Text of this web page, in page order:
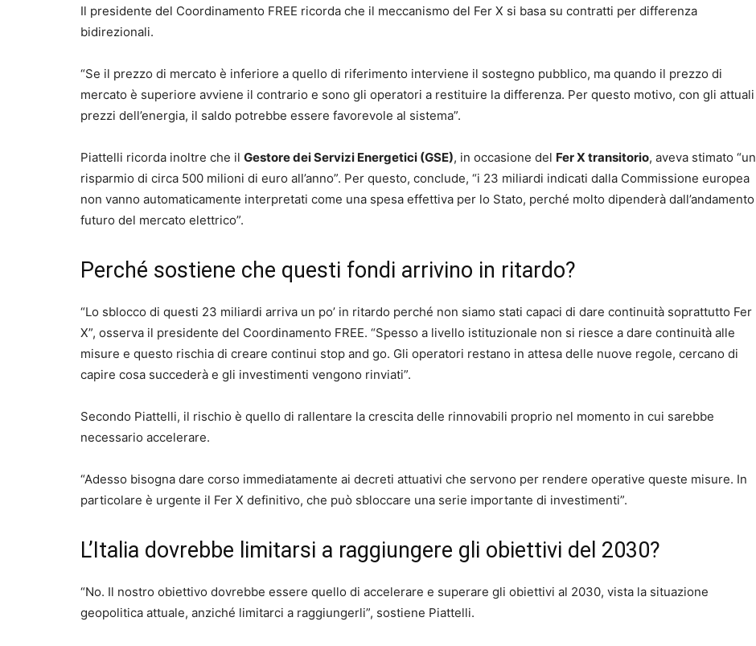
Il presidente del Coordinamento FREE ricorda che il meccanismo del Fer X si basa su contratti per differenza
bidirezionali.
“Se il prezzo di mercato è inferiore a quello di riferimento interviene il sostegno pubblico, ma quando il prezzo di
mercato è superiore avviene il contrario e sono gli operatori a restituire la differenza. Per questo motivo, con gli attuali
prezzi dell’energia, il saldo potrebbe essere favorevole al sistema”.
Piattelli ricorda inoltre che il Gestore dei Servizi Energetici (GSE), in occasione del Fer X transitorio, aveva stimato “un
risparmio di circa 500 milioni di euro all’anno”. Per questo, conclude, “i 23 miliardi indicati dalla Commissione europea
non vanno automaticamente interpretati come una spesa effettiva per lo Stato, perché molto dipenderà dall’andamento
futuro del mercato elettrico”.
Perché sostiene che questi fondi arrivino in ritardo?
“Lo sblocco di questi 23 miliardi arriva un po’ in ritardo perché non siamo stati capaci di dare continuità soprattutto Fer
X”, osserva il presidente del Coordinamento FREE. “Spesso a livello istituzionale non si riesce a dare continuità alle
misure e questo rischia di creare continui stop and go. Gli operatori restano in attesa delle nuove regole, cercano di
capire cosa succederà e gli investimenti vengono rinviati”.
Secondo Piattelli, il rischio è quello di rallentare la crescita delle rinnovabili proprio nel momento in cui sarebbe
necessario accelerare.
“Adesso bisogna dare corso immediatamente ai decreti attuativi che servono per rendere operative queste misure. In
particolare è urgente il Fer X definitivo, che può sbloccare una serie importante di investimenti”.
L’Italia dovrebbe limitarsi a raggiungere gli obiettivi del 2030?
“No. Il nostro obiettivo dovrebbe essere quello di accelerare e superare gli obiettivi al 2030, vista la situazione
geopolitica attuale, anziché limitarci a raggiungerli”, sostiene Piattelli.